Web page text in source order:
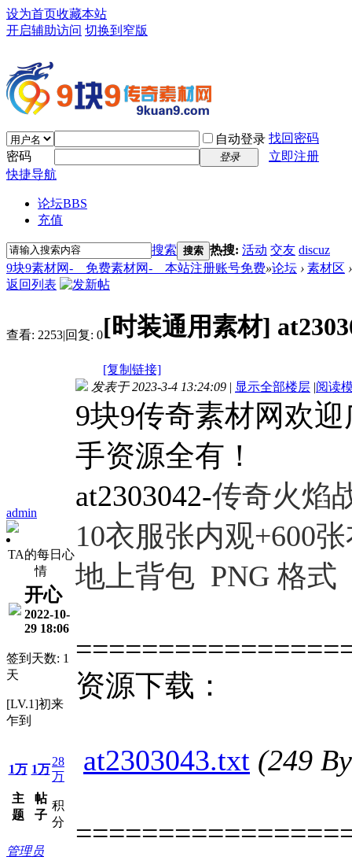
设为首页收藏本站
开启辅助访问 切换到窄版
自动登录 找回密码
密码
登录
立即注册
快捷导航
论坛BBS
充值
搜索 搜索 热搜: 活动 交友 discuz
9块9素材网-＿免费素材网-＿本站注册账号免费»论坛 › 素材区 ›
返回列表
查看: 2253|回复: 0[时装通用素材]
[复制链接]
admin
TA的每日心
情
开心
2022-10-
29 18:06
签到天数: 1
天
[LV.1]初来
乍到
1万
主
题
1万
帖
子
28
万
积
分
管理员
发表于 2023-3-4 13:24:09 | 显示全部楼层 |阅读
9块9传奇素材网欢
手资源全有！
at2303042-传奇火焰
10衣服张内观+600
地上背包 PNG 格式
资源下载：
at2303043.txt (249